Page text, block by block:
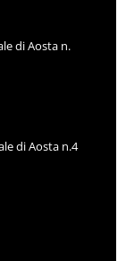
di Aosta n.
di Aosta n.4